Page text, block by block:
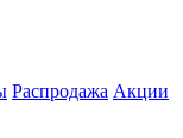
Распродажа Акции